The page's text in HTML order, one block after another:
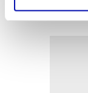
Polityce